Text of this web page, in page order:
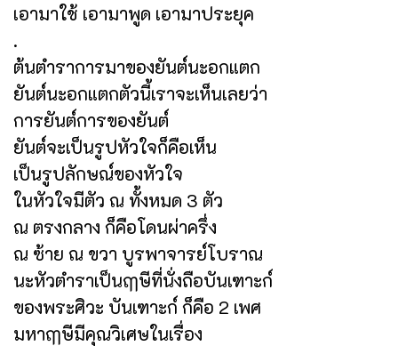
เอามาใช้ เอามาพูด เอามาประยุค
.
ต้นตำราการมาของยันต์นะอกแตก
ยันต์นะอกแตกตัวนี้เราจะเห็นเลยว่า
การยันต์การของยันต์
ยันต์จะเป็นรูปหัวใจก็คือเห็น
เป็นรูปลักษณ์ของหัวใจ
ในหัวใจมีตัว ณ ทั้งหมด 3 ตัว
ณ ตรงกลาง ก็คือโดนผ่าครึ่ง
ณ ซ้าย ณ ขวา บูรพาจารย์โบราณ
นะหัวตำราเป็นฤๅษีที่นั่งถือบันเฑาะก์
ของพระศิวะ บันเฑาะก์ ก็คือ 2 เพศ
มหาฤๅษีมีคุณวิเศษในเรื่อง